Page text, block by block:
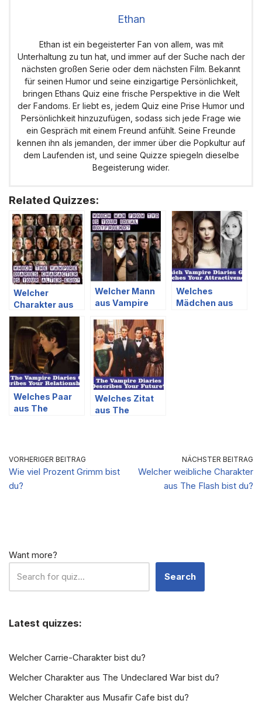
Ethan
Ethan ist ein begeisterter Fan von allem, was mit
Unterhaltung zu tun hat, und immer auf der Suche nach der
nächsten großen Serie oder dem nächsten Film. Bekannt
für seinen Humor und seine einzigartige Persönlichkeit,
bringen Ethans Quiz eine frische Perspektive in die Welt
der Fandoms. Er liebt es, jedem Quiz eine Prise Humor und
Persönlichkeit hinzuzufügen, sodass sich jede Frage wie
ein Gespräch mit einem Freund anfühlt. Seine Freunde
kennen ihn als jemanden, der immer über die Popkultur auf
dem Laufenden ist, und seine Quizze spiegeln dieselbe
Begeisterung wider.
Related Quizzes:
Welcher
Charakter aus
The Vampire
Diaries ist dein
Alter Ego?
Welcher Mann
aus Vampire
idealer Freund?
Welches
Mädchen aus
Welches Paar
aus The
Beziehung?
Welches Zitat
aus The
VORHERIGER BEITRAG
Wie viel Prozent Grimm bist
du?
NÄCHSTER BEITRAG
Welcher weibliche Charakter
aus The Flash bist du?
Want more?
Search
Latest quizzes:
Welcher Carrie-Charakter bist du?
Welcher Charakter aus The Undeclared War bist du?
Welcher Charakter aus Musafir Cafe bist du?